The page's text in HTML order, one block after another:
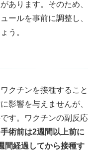
あります。そのため、
ールを事前に調整し、
う。
クチンを接種すること
影響を与えませんが、
す。ワクチンの副反応
手術前は2週間以上前に
間経過してから接種す